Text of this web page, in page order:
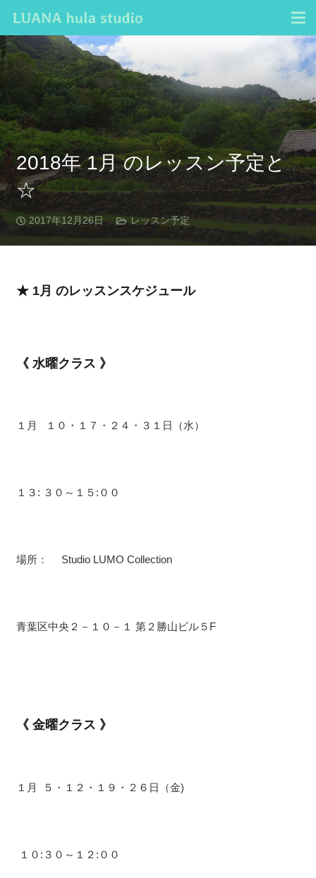
2018年 1月 のレッスン予定と
☆
2017年12月26日 レッスン予定
★ 1月 のレッスンスケジュール
《 水曜クラス 》
１月 １０・１７・２４・３１日（水）
１３: ３０～１５:００
場所： Studio LUMO Collection
青葉区中央２－１０－１ 第２勝山ビル５F
《 金曜クラス 》
１月 ５・１２・１９・２６日（金)
１０:３０～１２:００